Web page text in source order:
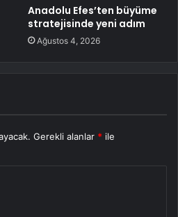
Anadolu Efes’ten büyüme
stratejisinde yeni adım
Ağustos 4, 2026
Gerekli alanlar * ile